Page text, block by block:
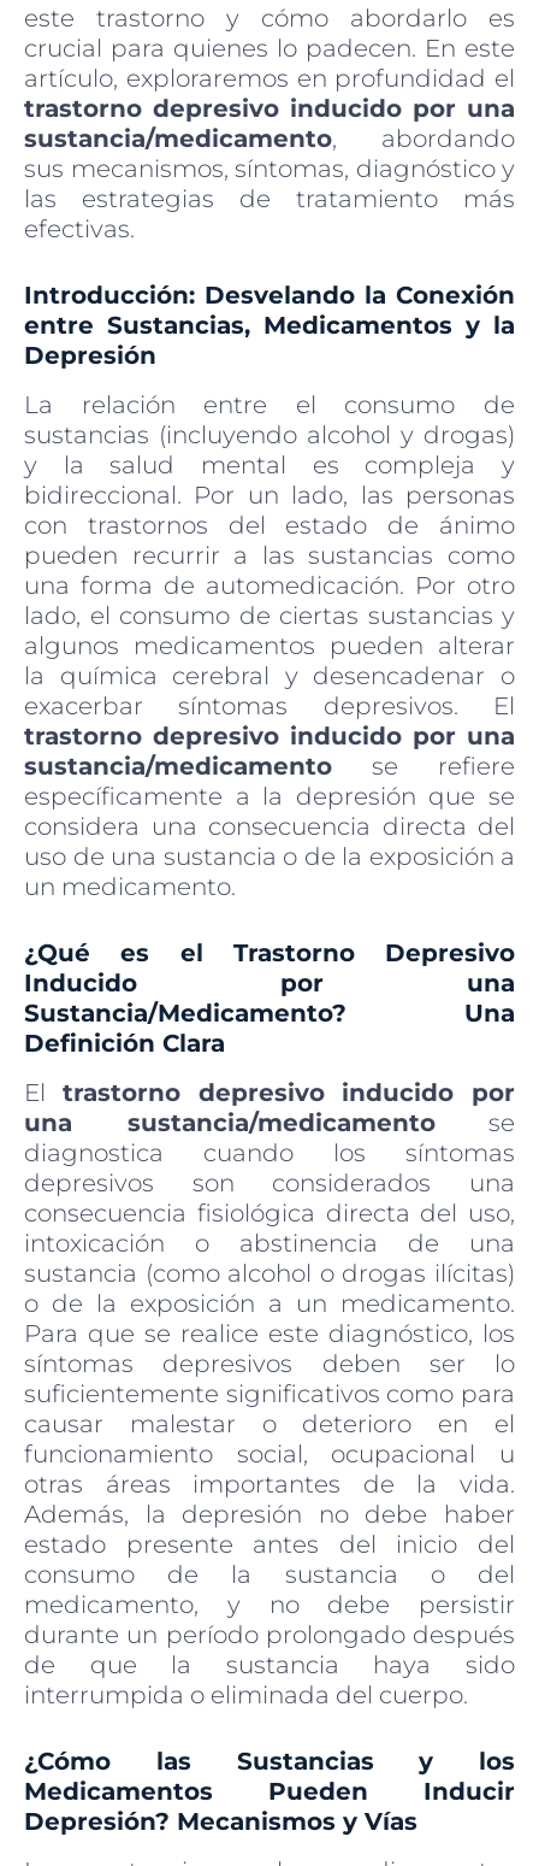
este trastorno y cómo abordarlo es
crucial para quienes lo padecen. En este
artículo, exploraremos en profundidad el
trastorno depresivo inducido por una
sustancia/medicamento, abordando
sus mecanismos, síntomas, diagnóstico y
las estrategias de tratamiento más
efectivas.
Introducción: Desvelando la Conexión
entre Sustancias, Medicamentos y la
Depresión
La relación entre el consumo de
sustancias (incluyendo alcohol y drogas)
y la salud mental es compleja y
bidireccional. Por un lado, las personas
con trastornos del estado de ánimo
pueden recurrir a las sustancias como
una forma de automedicación. Por otro
lado, el consumo de ciertas sustancias y
algunos medicamentos pueden alterar
la química cerebral y desencadenar o
exacerbar síntomas depresivos. El
trastorno depresivo inducido por una
sustancia/medicamento se refiere
específicamente a la depresión que se
considera una consecuencia directa del
uso de una sustancia o de la exposición a
un medicamento.
¿Qué es el Trastorno Depresivo
Inducido por una
Sustancia/Medicamento? Una
Definición Clara
El trastorno depresivo inducido por
una sustancia/medicamentose
diagnostica cuando los síntomas
depresivos son considerados una
consecuencia fisiológica directa del uso,
intoxicación o abstinencia de una
sustancia (como alcohol o drogas ilícitas)
o de la exposición a un medicamento.
Para que se realice este diagnóstico, los
síntomas depresivos deben ser lo
suficientemente significativos como para
causar malestar o deterioro en el
funcionamiento social, ocupacional u
otras áreas importantes de la vida.
Además, la depresión no debe haber
estado presente antes del inicio del
consumo de la sustancia o del
medicamento, y no debe persistir
durante un período prolongado después
de que la sustancia haya sido
interrumpida o eliminada del cuerpo.
¿Cómo las Sustancias y los
Medicamentos Pueden Inducir
Depresión? Mecanismos y Vías